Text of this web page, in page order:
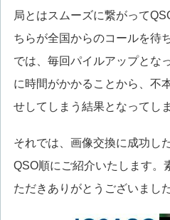
局とはスムーズに繋がって
ちらが全国からのコールを待
では、毎回パイルアップとな
に時間がかかることから、不
せしてしまう結果となってし
それでは、画像交換に成功し
QSO順にご紹介いたします。
ただきありがとうございました